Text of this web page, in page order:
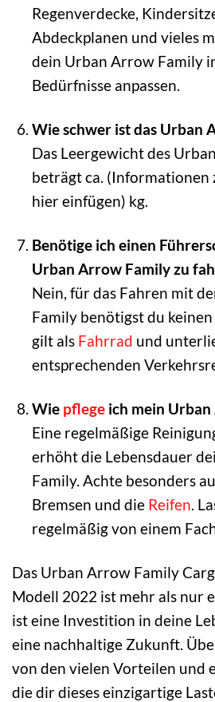
Regenverdecke,
Abdeckplanen und vieles
dein Urban Arrow Family
Bedürfnisse anpassen.
Wie schwer ist das Urban
Das Leergewicht des
beträgt ca. (Informationen
hier einfügen) kg.
Benötige ich einen
Urban Arrow Family zu
Nein, für das Fahren mit
Family benötigst du
gilt als Fahrrad und
entsprechenden
Wie pflegeich mein Urban
Eine regelmäßige
erhöht die Lebensdauer
Family. Achte besonders
Bremsen und die Reifen.
regelmäßig von einem
Das Urban Arrow Family
Modell 2022 ist mehr als nur
ist eine Investition in deine
eine nachhaltige Zukunft.
von den vielen Vorteilen und
die dir dieses einzigartige